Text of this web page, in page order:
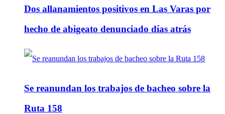
Dos allanamientos positivos en Las Varas por
hecho de abigeato denunciado días atrás
Se reanundan los trabajos de bacheo sobre la
Ruta 158